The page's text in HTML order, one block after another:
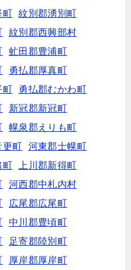
町
紋別郡湧別町
紋別郡西興部村
虻田郡豊浦町
勇払郡厚真町
町
勇払郡むかわ町
新冠郡新冠町
幌泉郡えりも町
更町
河東郡士幌町
町
上川郡新得町
河西郡中札内村
広尾郡広尾町
中川郡豊頃町
足寄郡陸別町
厚岸郡厚岸町